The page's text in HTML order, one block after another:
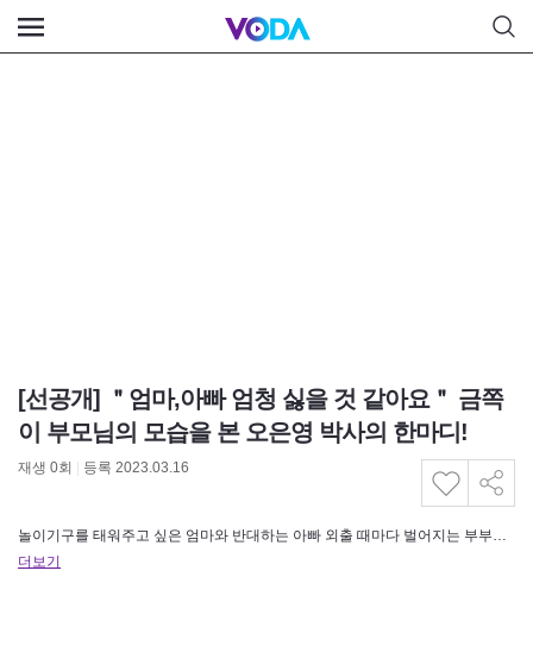
[선공개] ＂엄마,아빠 엄청 싫을 것 같아요＂ 금쪽
이 부모님의 모습을 본 오은영 박사의 한마디!
재생 0회 등록 2023.03.16
놀이기구를 태워주고 싶은 엄마와 반대하는 아빠 외출 때마다 벌어지는 부부간의 대립 그리고 돈에 대한 구호들을 외우고 있는 첫…
더보기